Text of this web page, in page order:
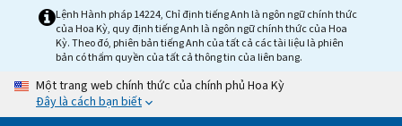
HomeLệnh Hành pháp 14224, Chỉ định tiếng Anh là ngôn ngữ chính thức
của Hoa Kỳ, quy định tiếng Anh là ngôn ngữ chính thức của Hoa
Kỳ. Theo đó, phiên bản tiếng Anh của tất cả các tài liệu là phiên
bản có thẩm quyền của tất cả thông tin của liên bang.
Một trang web chính thức của chính phủ Hoa Kỳ
Đây là cách bạn biết